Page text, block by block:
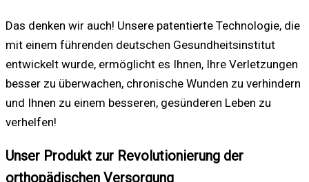
Das denken wir auch! Unsere patentierte Technologie, die
mit einem führenden deutschen Gesundheitsinstitut
entwickelt wurde, ermöglicht es Ihnen, Ihre Verletzungen
besser zu überwachen, chronische Wunden zu verhindern
und Ihnen zu einem besseren, gesünderen Leben zu
verhelfen!
Unser Produkt zur Revolutionierung der
orthopädischen Versorgung